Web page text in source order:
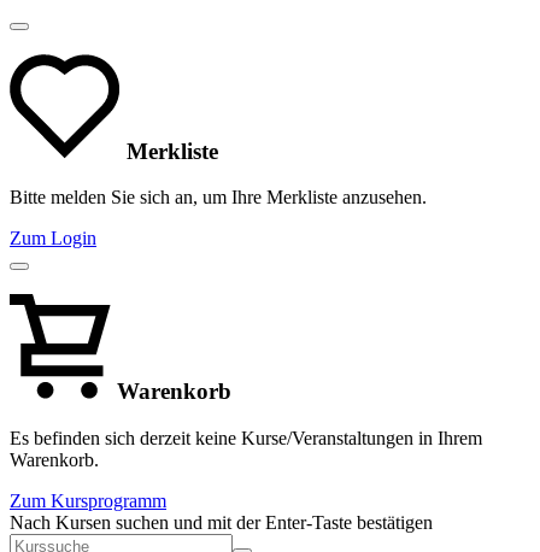
Merkliste
Bitte melden Sie sich an, um Ihre Merkliste anzusehen.
Zum Login
Warenkorb
Es befinden sich derzeit keine Kurse/Veranstaltungen in Ihrem
Warenkorb.
Zum Kursprogramm
Nach Kursen suchen und mit der Enter-Taste bestätigen